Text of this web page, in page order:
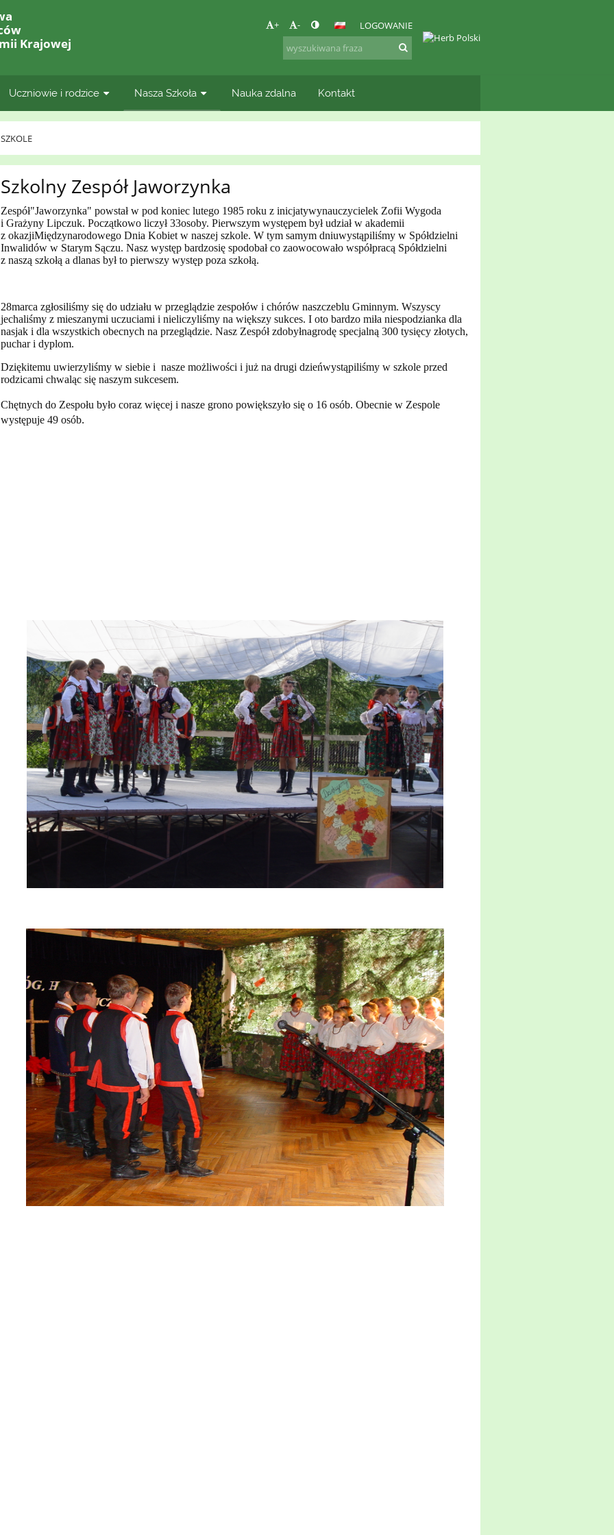
Krajowej
+ - LOGOWANIE
Uczniowie i rodzice Nasza Szkoła Nauka zdalna Kontakt
Szkolny Zespół Jaworzynka
Zespół"Jaworzynka" powstał w pod koniec lutego 1985 roku z inicjatywynauczycielek Zofii Wygoda
i Grażyny Lipczuk. Początkowo liczył 33osoby. Pierwszym występem był udział w akademii
z okazjiMiędzynarodowego Dnia Kobiet w naszej szkole. W tym samym dniuwystąpiliśmy w Spółdzielni
Inwalidów w Starym Sączu. Nasz występ bardzosię spodobał co zaowocowało współpracą Spółdzielni
z naszą szkołą a dlanas był to pierwszy występ poza szkołą.
28marca zgłosiliśmy się do udziału w przeglądzie zespołów i chórów naszczeblu Gminnym. Wszyscy
jechaliśmy z mieszanymi uczuciami i nieliczyliśmy na większy sukces. I oto bardzo miła niespodzianka dla
nasjak i dla wszystkich obecnych na przeglądzie. Nasz Zespół zdobyłnagrodę specjalną 300 tysięcy złotych,
puchar i dyplom.
Dziękitemu uwierzyliśmy w siebie i nasze możliwości i już na drugi dzieńwystąpiliśmy w szkole przed
rodzicami chwaląc się naszym sukcesem.
Chętnych do Zespołu było coraz więcej i nasze grono powiększyło się o 16 osób. Obecnie w Zespole
występuje 49 osób.